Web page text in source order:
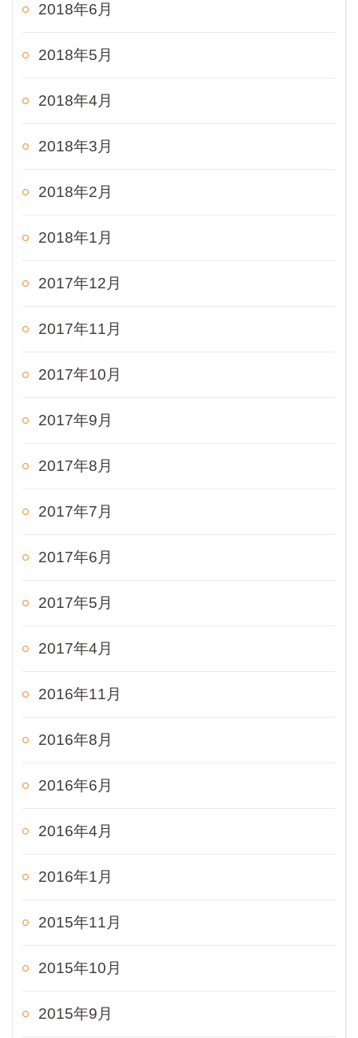
2018年6月
2018年5月
2018年4月
2018年3月
2018年2月
2018年1月
2017年12月
2017年11月
2017年10月
2017年9月
2017年8月
2017年7月
2017年6月
2017年5月
2017年4月
2016年11月
2016年8月
2016年6月
2016年4月
2016年1月
2015年11月
2015年10月
2015年9月